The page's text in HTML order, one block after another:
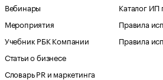
Вебинары
Мероприятия
Учебник РБК Компании
Статьи о бизнесе
Словарь PR и маркетинга
Каталог ИП
Правила
Правила